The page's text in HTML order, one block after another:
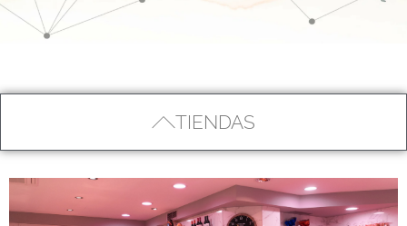
TIENDAS